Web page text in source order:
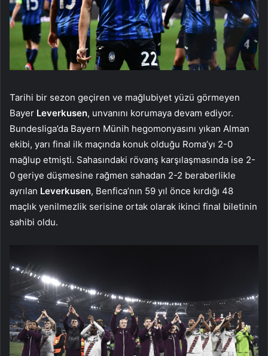
Tarihi bir sezon geçiren ve mağlubiyet yüzü görmeyen
Bayer Leverkusen, unvanını korumaya devam ediyor.
Bundesliga’da Bayern Münih hegomonyasını yıkan Alman
ekibi, yarı final ilk maçında konuk olduğu Roma’yı 2-0
mağlup etmişti. Sahasındaki rövanş karşılaşmasında ise 2-
0 geriye düşmesine rağmen sahadan 2-2 beraberlikle
ayrılan Leverkusen, Benfica’nın 59 yıl önce kırdığı 48
maçlık yenilmezlik serisine ortak olarak ikinci final biletinin
sahibi oldu.